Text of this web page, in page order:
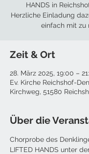
HANDS in
Herzliche Einladung
einfach mit zu
Zeit & Ort
28. März 2025, 19:00 –
Ev. Kirche Reichshof-
Kirchweg, 51580
Über die
Chorprobe des
LIFTED HANDS unter